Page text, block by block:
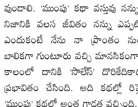
వుండాలి. ‘ముంపు’ కథా వస్తువు
నిజానికి వలస జీవితం నన్ను
ఎందుకంటే నేను నా ప్రాంతం
బాలికగా గుంటూరు వచ్చి
కాలంలో దానికి ‘సొలేస్’
ప్రభావితం చేసింది. అది కథల్లో
‘ముంపు’ కథలో అంత గాఢత వచ్చింది.